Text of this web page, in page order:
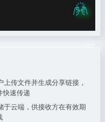
上传文件并生成分享链接，
快速传递
于云端，供接收方在有效期